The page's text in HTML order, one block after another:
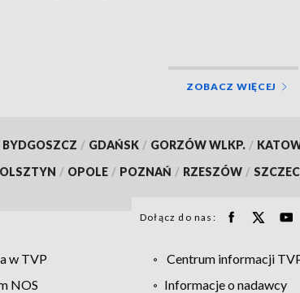
ZOBACZ WIĘCEJ
BYDGOSZCZ / GDAŃSK / GORZÓW WLKP. /
OLSZTYN / OPOLE / POZNAŃ / RZESZÓW /
Dołącz do nas:
w TVP Centrum informacji
NOS Informacje o nadawcy